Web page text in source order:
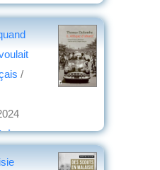
/